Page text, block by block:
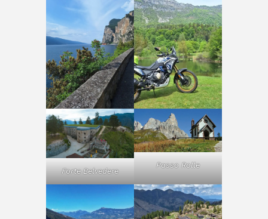
Forte Belvedere
Passo Rolle